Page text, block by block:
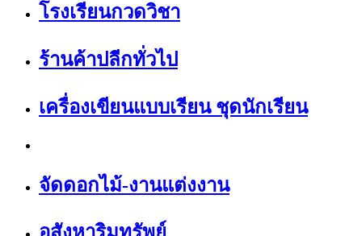
โรงเรียนกวดวิชา
ร้านค้าปลีกทั่วไป
เครื่องเขียนแบบเรียน ชุดนักเรียน
จัดดอกไม้-งานแต่งงาน